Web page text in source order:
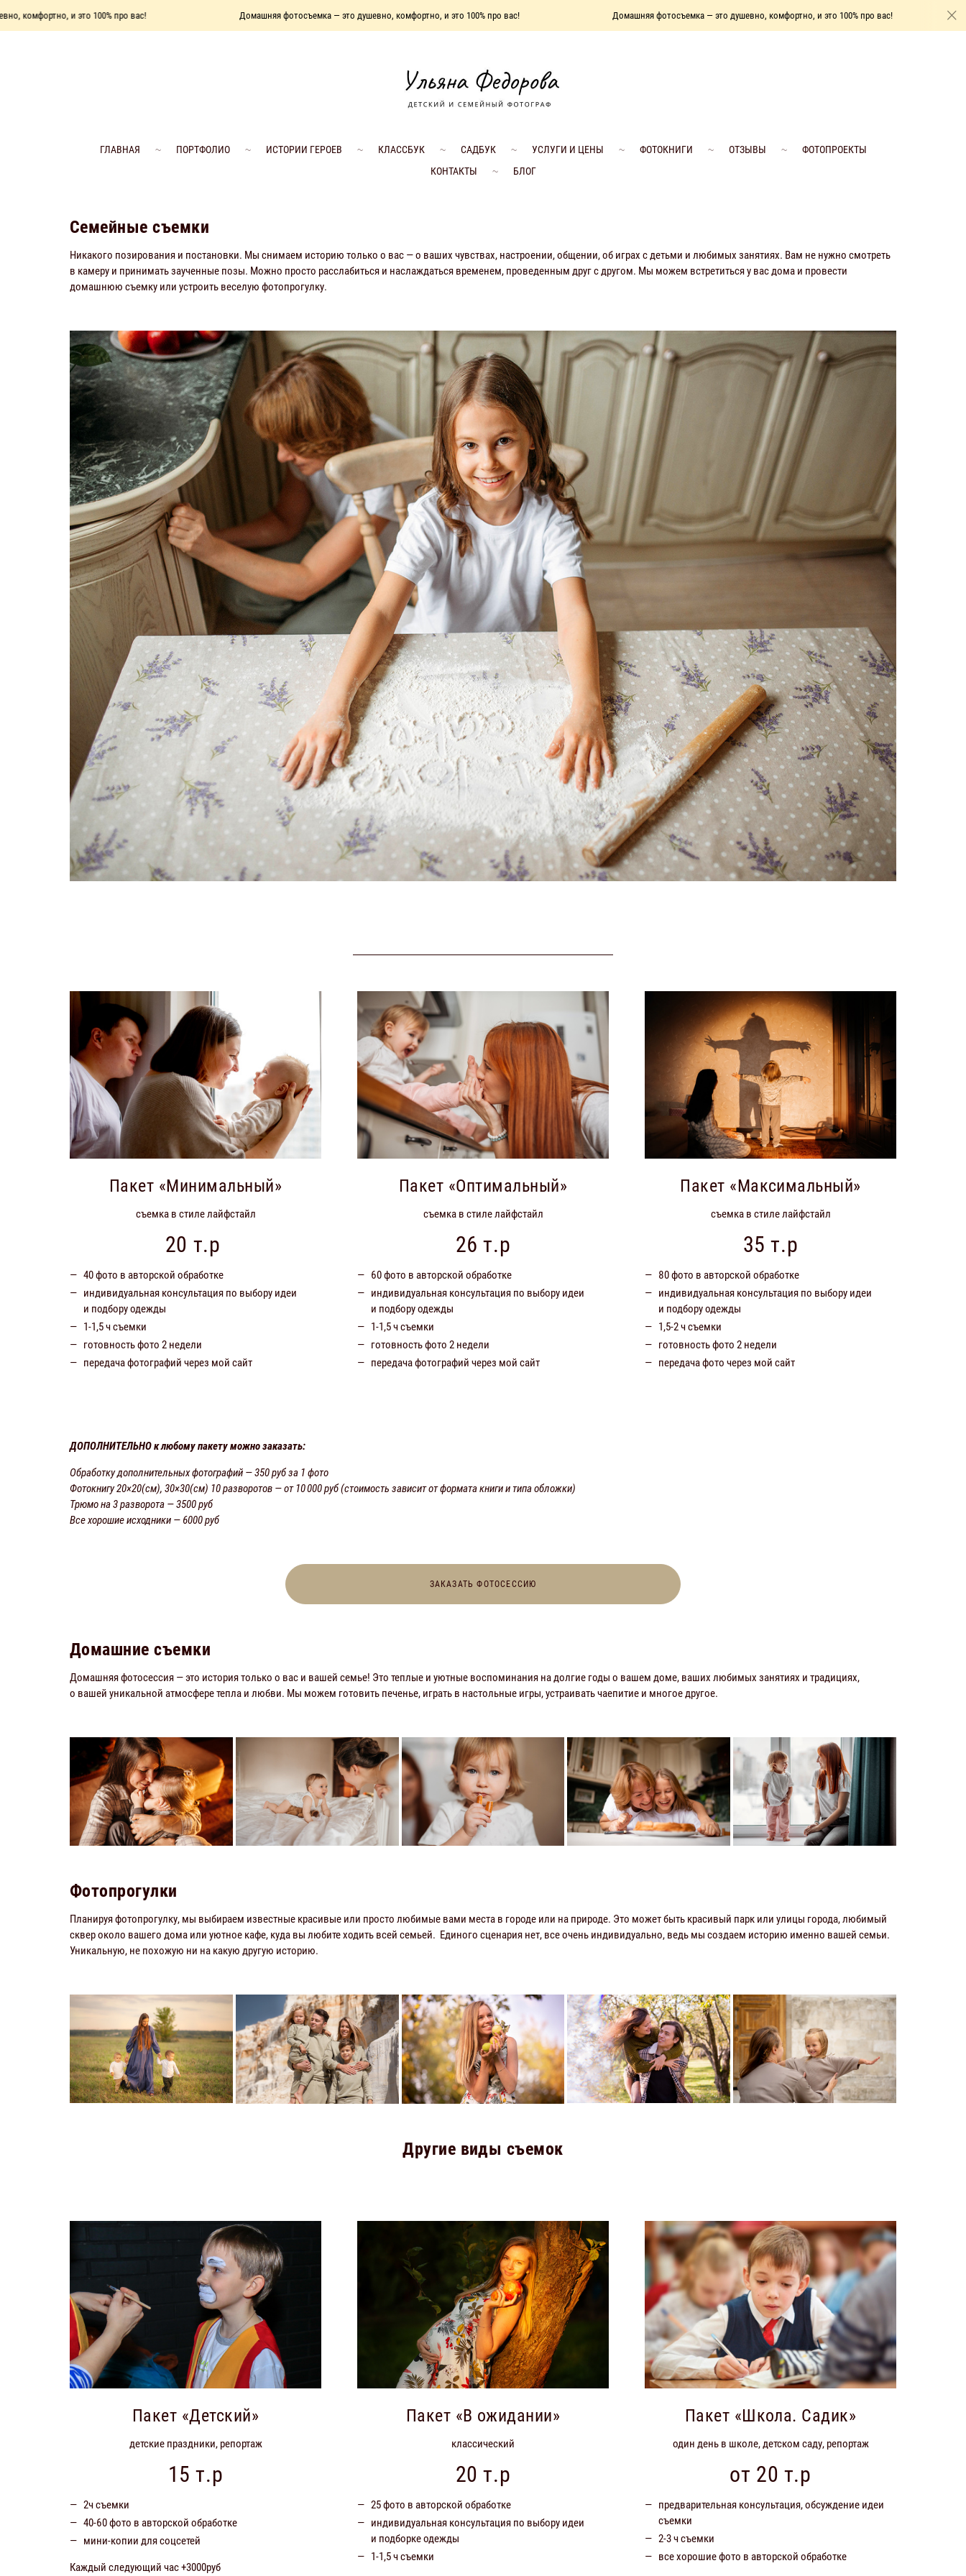
ГЛАВНАЯ ПОРТФОЛИО ИСТОРИИ ГЕРОЕВ КЛАССБУК САДБУК УСЛУГИ И ЦЕНЫ ФОТОКНИГИ ОТЗЫВЫ
ФОТОПРОЕКТЫ
КОНТАКТЫ
БЛОГ
Семейные съемки
Никакого позирования и постановки. Мы снимаем историю только о вас — о ваших чувствах, настроении, общении, об играх с детьми и любимых занятиях. Вам не нужно смотреть
в камеру и принимать заученные позы. Можно просто расслабиться и наслаждаться временем, проведенным друг с другом. Мы можем встретиться у вас дома и провести
домашнюю съемку или устроить веселую фотопрогулку.
Пакет «Минимальный»
съемка в стиле лайфстайл
20 т.р
40 фото в авторской обработке
индивидуальная консультация по выбору идеи
и подбору одежды
1-1,5 ч съемки
готовность фото 2 недели
передача фотографий через мой сайт
Пакет «Оптимальный»
съемка в стиле лайфстайл
26 т.р
60 фото в авторской обработке
индивидуальная консультация по выбору идеи
и подбору одежды
1-1,5 ч съемки
готовность фото 2 недели
передача фотографий через мой сайт
Пакет «Максимальный»
съемка в стиле лайфстайл
35 т.р
80 фото в авторской обработке
индивидуальная консультация по выбору идеи
и подбору одежды
1,5-2 ч съемки
готовность фото 2 недели
передача фото через мой сайт
ДОПОЛНИТЕЛЬНО к любому пакету можно заказать:
Обработку дополнительных фотографий — 350 руб за 1 фото
Фотокнигу 20×20(см), 30×30(см) 10 разворотов — от 10 000 руб (стоимость зависит от формата книги и типа обложки)
Трюмо на 3 разворота — 3500 руб
Все хорошие исходники — 6000 руб
ЗАКАЗАТЬ ФОТОСЕССИЮ
Домашние съемки
Домашняя фотосессия — это история только о вас и вашей семье! Это теплые и уютные воспоминания на долгие годы о вашем доме, ваших любимых занятиях и традициях,
о вашей уникальной атмосфере тепла и любви. Мы можем готовить печенье, играть в настольные игры, устраивать чаепитие и многое другое.
Фотопрогулки
Планируя фотопрогулку, мы выбираем известные красивые или просто любимые вами места в городе или на природе. Это может быть красивый парк или улицы города, любимый
сквер около вашего дома или уютное кафе, куда вы любите ходить всей семьей. Единого сценария нет, все очень индивидуально, ведь мы создаем историю именно вашей семьи.
Уникальную, не похожую ни на какую другую историю.
Другие виды съемок
Пакет «Детский»
детские праздники, репортаж
15 т.р
2ч съемки
40-60 фото в авторской обработке
мини-копии для соцсетей
Каждый следующий час +3000руб
Пакет «В ожидании»
классический
20 т.р
25 фото в авторской обработке
индивидуальная консультация по выбору идеи
и подборке одежды
1-1,5 ч съемки
Пакет «Школа. Садик»
один день в школе, детском саду, репортаж
от 20 т.р
предварительная консультация, обсуждение идеи
съемки
2-3 ч съемки
все хорошие фото в авторской обработке
и это 100% про вас! Домашняя фотосъемка — это душевно, комфортно, и это 100% про вас! Домашняя фотосъемка — это душевно, комфортно, и это 100% про вас!